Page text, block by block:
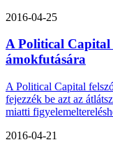
2016-04-25
A Political Capital
ámokfutására
A Political Capital
fejezzék be azt az
miatti
2016-04-21